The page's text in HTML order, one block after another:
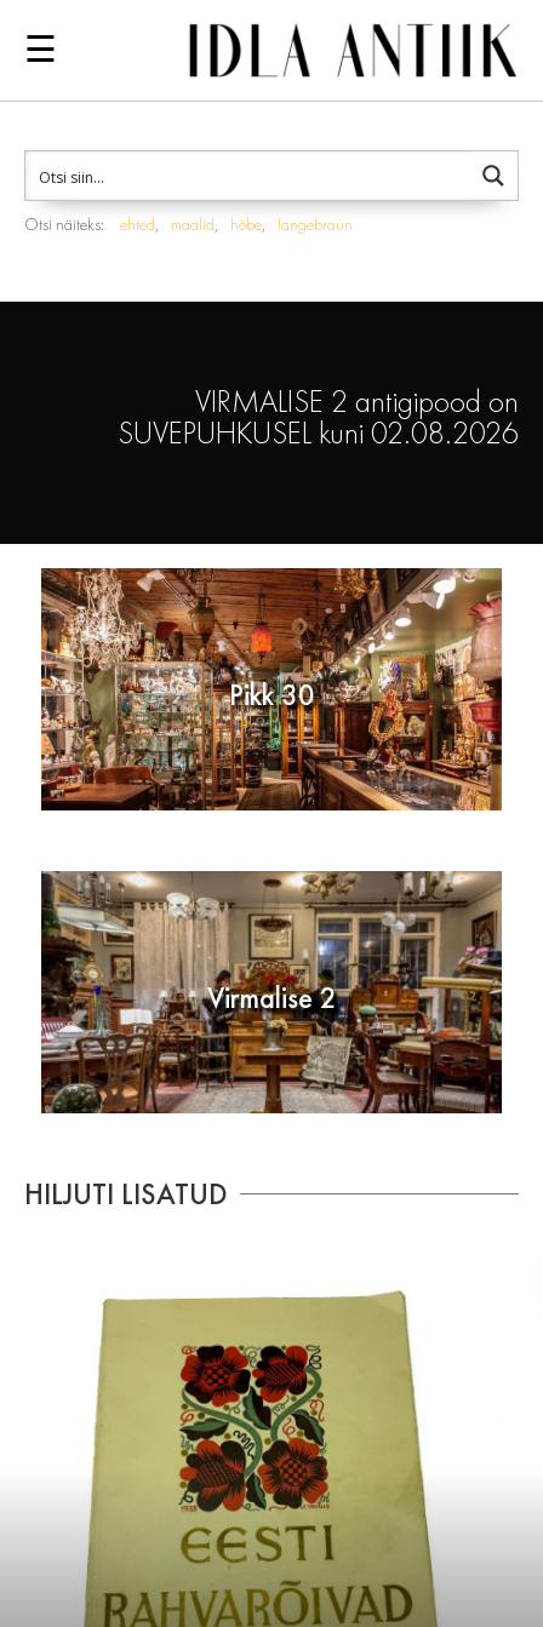
☰
Otsi näiteks: ehted maalid hõbe langebraun
VIRMALISE 2 antigipood on
SUVEPUHKUSEL kuni 02.08.2026
Pikk 30
Virmalise 2
HILJUTI LISATUD